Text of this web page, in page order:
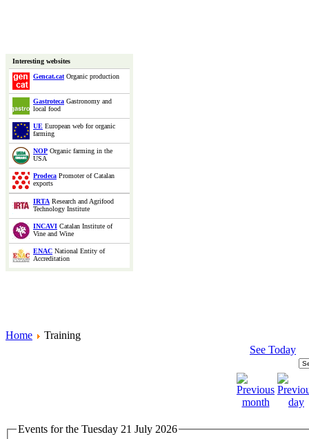
Interesting websites
Gencat.catOrganic production
Gastroteca Gastronomy and
local food
UE European web for organic
farming
NOP Organic farming in the
USA
Prodeca Promoter of Catalan
exports
IRTA Research and Agrifood
Technology Institute
INCAVI Catalan Institute of
Vine and Wine
ENAC National Entity of
Accreditation
Home
Training
See Today
Events for the Tuesday 21 July 2026